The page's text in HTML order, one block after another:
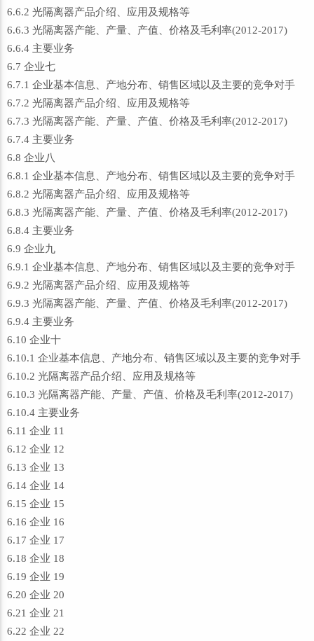
6.6.2 光隔离器产品介绍、应用及规格等
6.6.3 光隔离器产能、产量、产值、价格及毛利率(2012-2017)
6.6.4 主要业务
6.7 企业七
6.7.1 企业基本信息、产地分布、销售区域以及主要的竞争对手
6.7.2 光隔离器产品介绍、应用及规格等
6.7.3 光隔离器产能、产量、产值、价格及毛利率(2012-2017)
6.7.4 主要业务
6.8 企业八
6.8.1 企业基本信息、产地分布、销售区域以及主要的竞争对手
6.8.2 光隔离器产品介绍、应用及规格等
6.8.3 光隔离器产能、产量、产值、价格及毛利率(2012-2017)
6.8.4 主要业务
6.9 企业九
6.9.1 企业基本信息、产地分布、销售区域以及主要的竞争对手
6.9.2 光隔离器产品介绍、应用及规格等
6.9.3 光隔离器产能、产量、产值、价格及毛利率(2012-2017)
6.9.4 主要业务
6.10 企业十
6.10.1 企业基本信息、产地分布、销售区域以及主要的竞争对手
6.10.2 光隔离器产品介绍、应用及规格等
6.10.3 光隔离器产能、产量、产值、价格及毛利率(2012-2017)
6.10.4 主要业务
6.11 企业 11
6.12 企业 12
6.13 企业 13
6.14 企业 14
6.15 企业 15
6.16 企业 16
6.17 企业 17
6.18 企业 18
6.19 企业 19
6.20 企业 20
6.21 企业 21
6.22 企业 22